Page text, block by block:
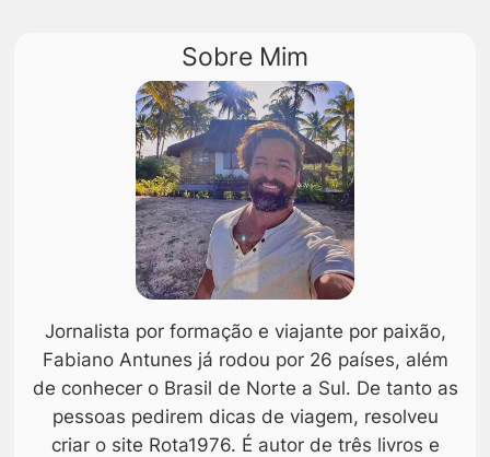
Sobre Mim
Jornalista por formação e viajante por paixão,
Fabiano Antunes já rodou por 26 países, além
de conhecer o Brasil de Norte a Sul. De tanto as
pessoas pedirem dicas de viagem, resolveu
criar o site Rota1976. É autor de três livros e